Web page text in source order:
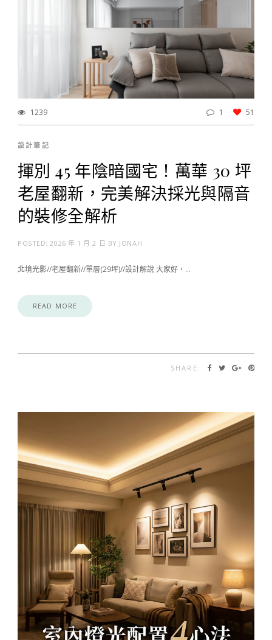
1239 1 51
設計筆記
揮別 45 年陰暗國宅！萬華 30 坪
老屋翻新，完美解決採光與隔音
的裝修全解析
POSTED:2026 年 1 月 2 日 BY JONAH
北境光影//老屋翻新//單層(29坪)//設計解說 大家好，…
READ MORE
SHARE: